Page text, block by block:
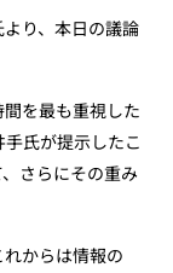
り、本日の議論
間を最も重視した
氏が提示したこ
さらにその重み
からは情報の